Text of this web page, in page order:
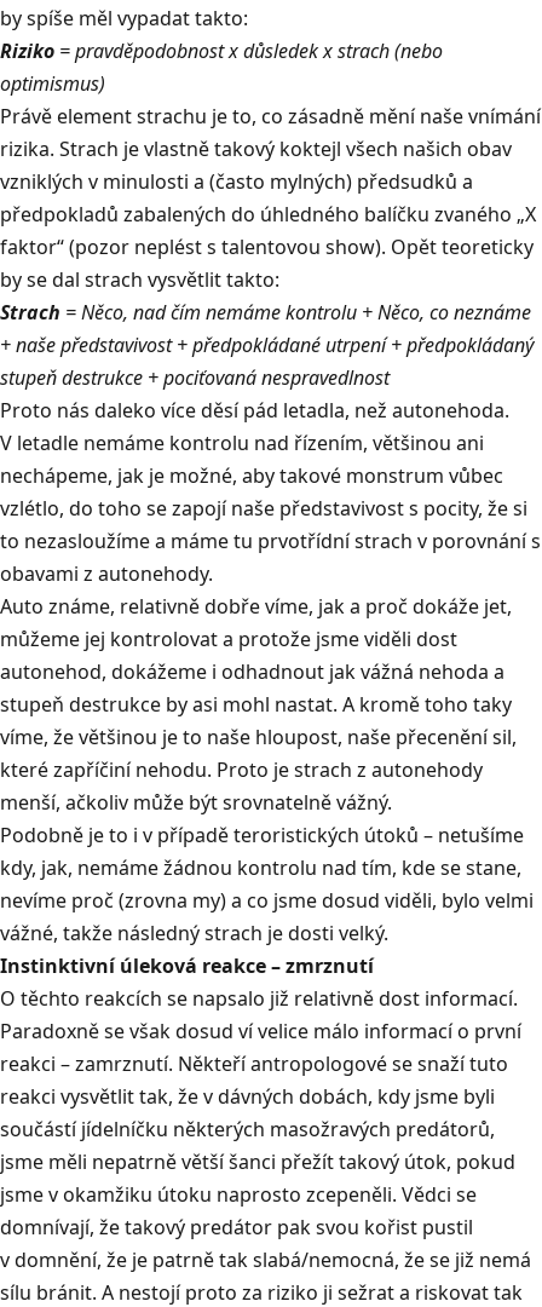
by spíše měl vypadat takto:
Riziko = pravděpodobnost x důsledek x strach (nebo
optimismus)
Právě element strachu je to, co zásadně mění naše vnímání
rizika. Strach je vlastně takový koktejl všech našich obav
vzniklých v minulosti a (často mylných) předsudků a
předpokladů zabalených do úhledného balíčku zvaného „X
faktor“ (pozor neplést s talentovou show). Opět teoreticky
by se dal strach vysvětlit takto:
Strach = Něco, nad čím nemáme kontrolu + Něco, co neznáme
+ naše představivost + předpokládané utrpení + předpokládaný
stupeň destrukce + pociťovaná nespravedlnost
Proto nás daleko více děsí pád letadla, než autonehoda.
V letadle nemáme kontrolu nad řízením, většinou ani
nechápeme, jak je možné, aby takové monstrum vůbec
vzlétlo, do toho se zapojí naše představivost s pocity, že si
to nezasloužíme a máme tu prvotřídní strach v porovnání s
obavami z autonehody.
Auto známe, relativně dobře víme, jak a proč dokáže jet,
můžeme jej kontrolovat a protože jsme viděli dost
autonehod, dokážeme i odhadnout jak vážná nehoda a
stupeň destrukce by asi mohl nastat. A kromě toho taky
víme, že většinou je to naše hloupost, naše přecenění sil,
které zapříčiní nehodu. Proto je strach z autonehody
menší, ačkoliv může být srovnatelně vážný.
Podobně je to i v případě teroristických útoků – netušíme
kdy, jak, nemáme žádnou kontrolu nad tím, kde se stane,
nevíme proč (zrovna my) a co jsme dosud viděli, bylo velmi
vážné, takže následný strach je dosti velký.
Instinktivní úleková reakce – zmrznutí
O těchto reakcích se napsalo již relativně dost informací.
Paradoxně se však dosud ví velice málo informací o první
reakci – zamrznutí. Někteří antropologové se snaží tuto
reakci vysvětlit tak, že v dávných dobách, kdy jsme byli
součástí jídelníčku některých masožravých predátorů,
jsme měli nepatrně větší šanci přežít takový útok, pokud
jsme v okamžiku útoku naprosto zcepeněli. Vědci se
domnívají, že takový predátor pak svou kořist pustil
v domnění, že je patrně tak slabá/nemocná, že se již nemá
sílu bránit. A nestojí proto za riziko ji sežrat a riskovat tak